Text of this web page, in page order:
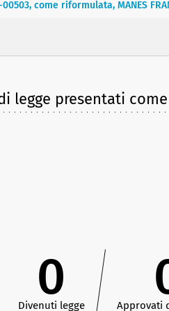
come riformulata, MANES
legge presentati
0
Divenuti legge Approvati